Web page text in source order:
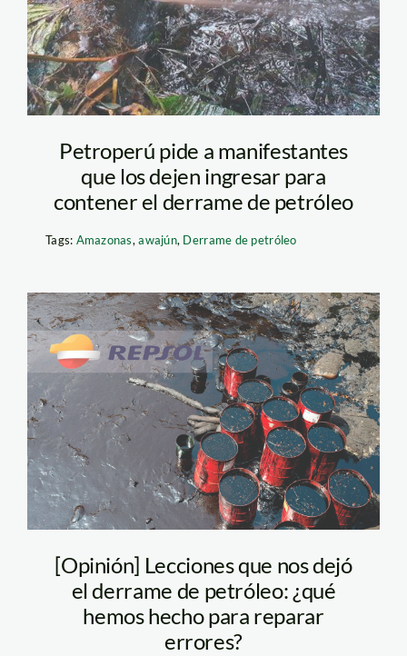
Petroperú pide a manifestantes
que los dejen ingresar para
contener el derrame de petróleo
Tags: Amazonas,awajún, Derrame de petróleo
repsol—sanciones-
ante-el-derrame—
spda
[Opinión] Lecciones que nos dejó
el derrame de petróleo: ¿qué
hemos hecho para reparar
errores?